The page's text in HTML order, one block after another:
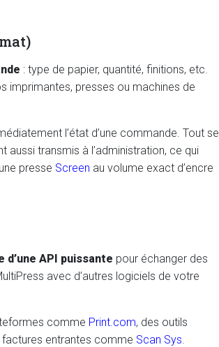
: type de papier, quantité, finitions, etc.
imprimantes, presses ou machines de
l’état d’une commande. Tout se
aussi transmis à l’administration, ce qui
presse Screen au volume exact d’encre
API puissante pour échanger des
avec d’autres logiciels de votre
comme Print.com, des outils
entrantes comme Scan Sys.